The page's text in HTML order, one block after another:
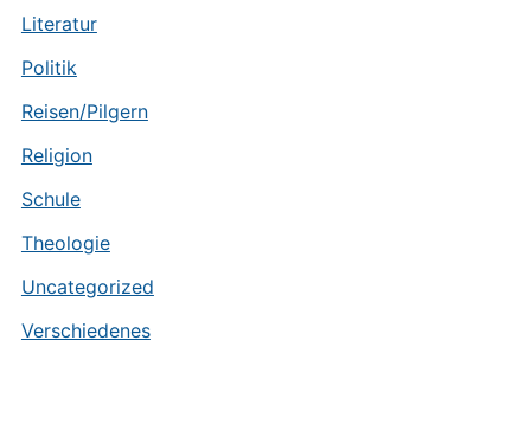
Literatur
Politik
Reisen/Pilgern
Religion
Schule
Theologie
Uncategorized
Verschiedenes